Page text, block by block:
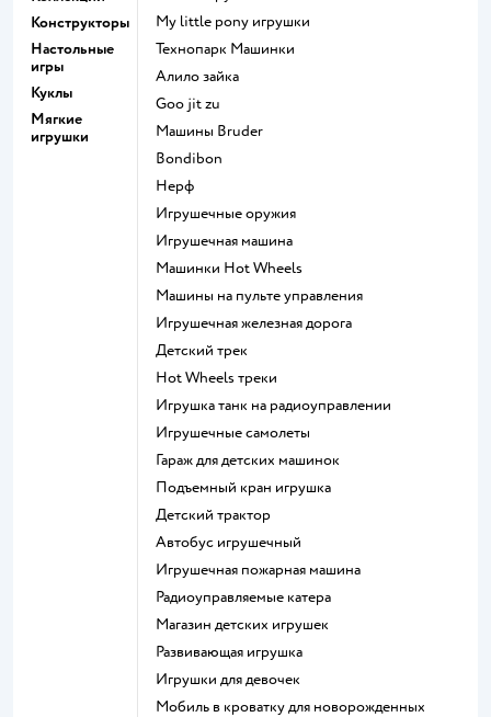
Конструкторы
Настольные
игры
Куклы
Мягкие
игрушки
my little pony игрушки
Технопарк Машинки
Алило зайка
Goo jit zu
Машины Bruder
Bondibon
Нерф
Игрушечные оружия
Игрушечная машина
Машинки Hot Wheels
Машины на пульте управления
Игрушечная железная дорога
Детский трек
Hot Wheels треки
Игрушка танк на радиоуправлении
Игрушечные самолеты
Гараж для детских машинок
Подъемный кран игрушка
Детский трактор
Автобус игрушечный
Игрушечная пожарная машина
Радиоуправляемые катера
Магазин детских игрушек
Развивающая игрушка
Игрушки для девочек
Мобиль в кроватку для новорожденных